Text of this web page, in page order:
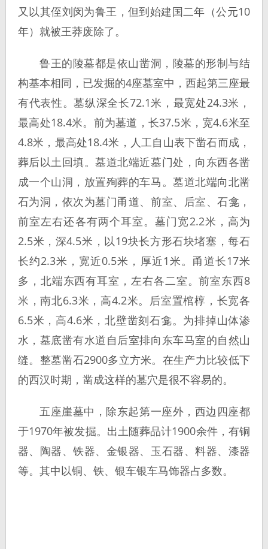
又以其侄刘闵为鲁王，但到始建国二年（公元10
年）就被王莽废除了。
鲁王的陵墓都是依山凿洞，陵墓的形制与结
构基本相同，已发掘的4座墓室中，西起第三座最
有代表性。墓纵深全长72.1米，最宽处24.3米，
最高处18.4米。前为墓道，长37.5米，宽4.6米至
4.8米，最高处18.4米，人工自山表下凿石而成，
葬后以土回填。墓道北端近墓门处，向东西各凿
成一个山洞，放置殉葬的车马。墓道北端向北凿
石为洞，依次为墓门甬道、前室、后室、石龛，
前室左右还各有两个耳室。墓门宽2.2米，高为
2.5米，深4.5米，以19块长方形石块堵塞，每石
长约2.3米，宽近0.5米，厚近1米。甬道长17米
多，北端东西有耳室，左右各二室。前室东西8
米，南北6.3米，高4.2米。后室置棺椁，长宽各
6.5米，高4.6米，北壁凿刻石龛。为排掉山体渗
水，墓底凿有水道自后室排向东车马室的自然山
缝。整墓凿石2900多立方米。在生产力比较低下
的西汉时期，凿成这样的墓穴是很不容易的。
五座崖墓中，除东起第一座外，西边四座都
于1970年被发掘。出土随葬品计1900余件，有铜
器、陶器、铁器、金银器、玉石器、料器、漆器
等。其中以铜、铁、银车银车马饰器占多数。